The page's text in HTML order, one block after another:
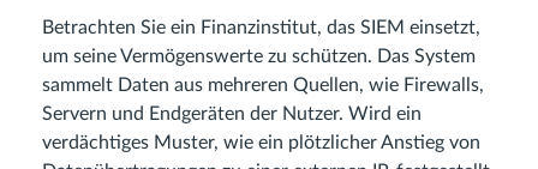
Betrachten Sie ein Finanzinstitut, das SIEM einsetzt,
um seine Vermögenswerte zu schützen. Das System
sammelt Daten aus mehreren Quellen, wie Firewalls,
Servern und Endgeräten der Nutzer. Wird ein
verdächtiges Muster, wie ein plötzlicher Anstieg von